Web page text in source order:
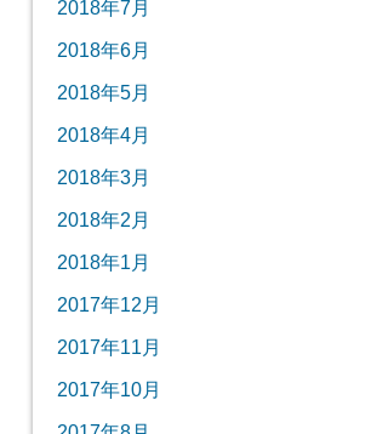
2018年7月
2018年6月
2018年5月
2018年4月
2018年3月
2018年2月
2018年1月
2017年12月
2017年11月
2017年10月